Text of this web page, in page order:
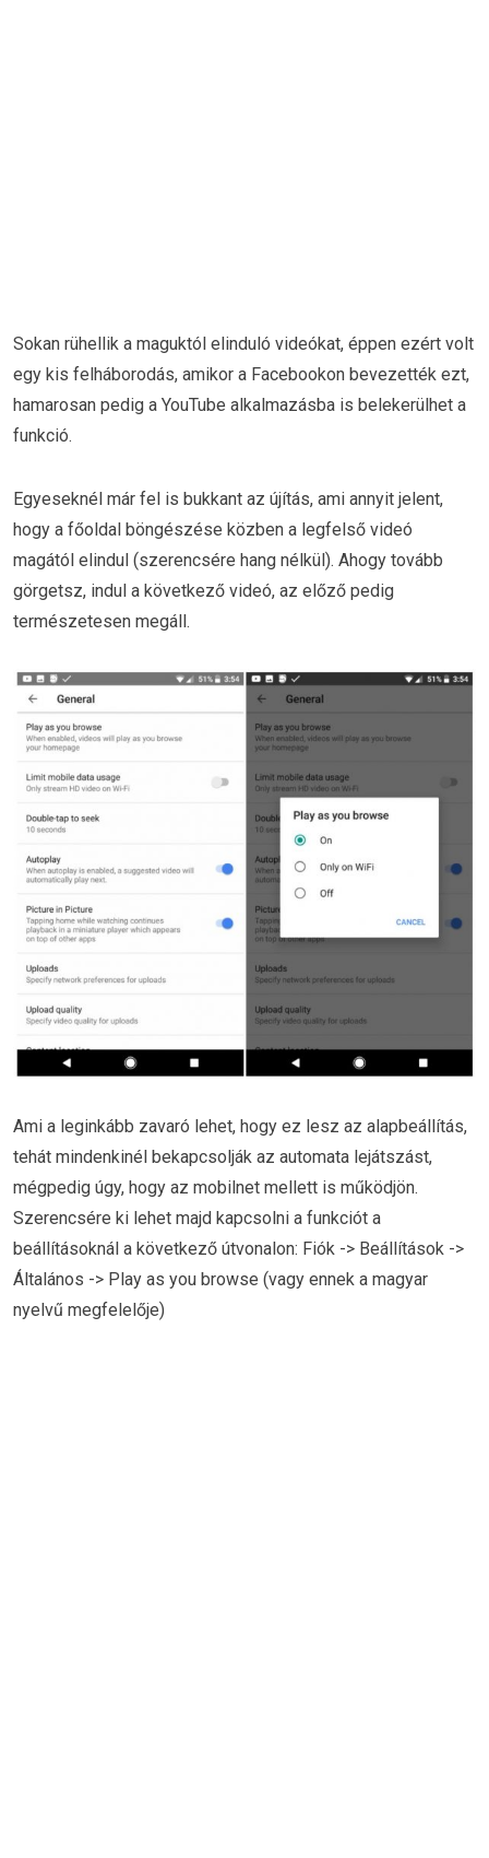
Sokan rühellik a maguktól elinduló videókat, éppen ezért volt
egy kis felháborodás, amikor a Facebookon bevezették ezt,
hamarosan pedig a YouTube alkalmazásba is belekerülhet a
funkció.
Egyeseknél már fel is bukkant az újítás, ami annyit jelent,
hogy a főoldal böngészése közben a legfelső videó
magától elindul (szerencsére hang nélkül). Ahogy tovább
görgetsz, indul a következő videó, az előző pedig
természetesen megáll.
Ami a leginkább zavaró lehet, hogy ez lesz az alapbeállítás,
tehát mindenkinél bekapcsolják az automata lejátszást,
mégpedig úgy, hogy az mobilnet mellett is működjön.
Szerencsére ki lehet majd kapcsolni a funkciót a
beállításoknál a következő útvonalon: Fiók -> Beállítások ->
Általános -> Play as you browse (vagy ennek a magyar
nyelvű megfelelője)